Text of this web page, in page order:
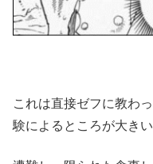
これは直接ゼフに教わ
験によるところが大きい